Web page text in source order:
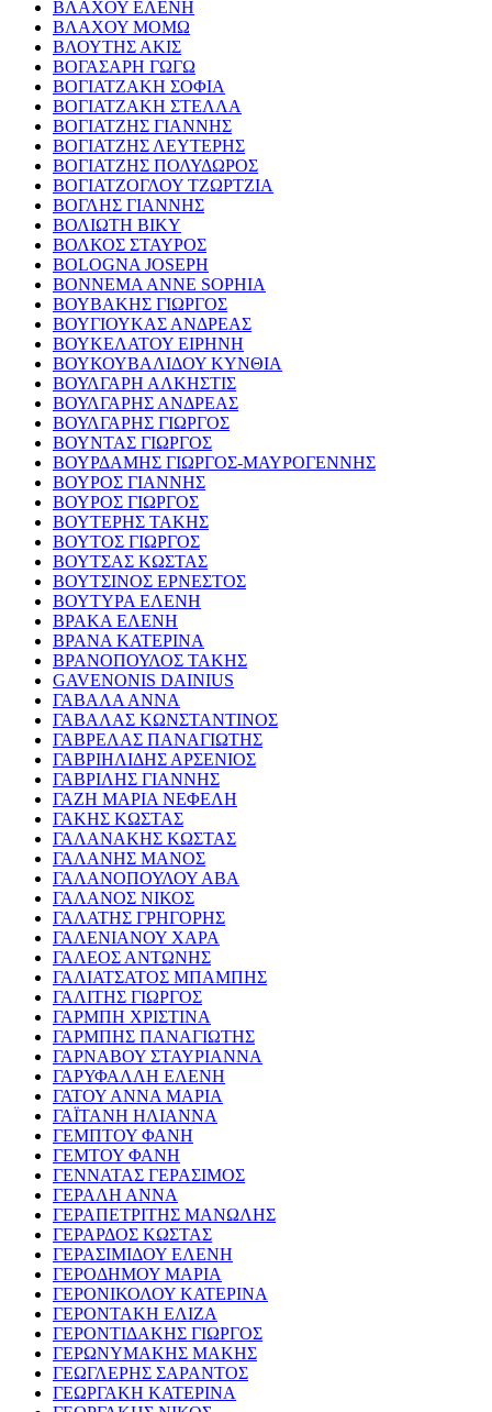
ΒΛΑΧΟΥ ΕΛΕΝΗ
ΒΛΑΧΟΥ ΜΟΜΩ
ΒΛΟΥΤΗΣ ΑΚΙΣ
ΒΟΓΑΣΑΡΗ ΓΩΓΩ
ΒΟΓΙΑΤΖΑΚΗ ΣΟΦΙΑ
ΒΟΓΙΑΤΖΑΚΗ ΣΤΕΛΛΑ
ΒΟΓΙΑΤΖΗΣ ΓΙΑΝΝΗΣ
ΒΟΓΙΑΤΖΗΣ ΛΕΥΤΕΡΗΣ
ΒΟΓΙΑΤΖΗΣ ΠΟΛΥΔΩΡΟΣ
ΒΟΓΙΑΤΖΟΓΛΟΥ ΤΖΩΡΤΖΙΑ
ΒΟΓΛΗΣ ΓΙΑΝΝΗΣ
ΒΟΛΙΩΤΗ ΒΙΚΥ
ΒΟΛΚΟΣ ΣΤΑΥΡΟΣ
BOLOGNA JOSEPH
BONNEMA ANNE SOPHIA
ΒΟΥΒΑΚΗΣ ΓΙΩΡΓΟΣ
ΒΟΥΓΙΟΥΚΑΣ ΑΝΔΡΕΑΣ
ΒΟΥΚΕΛΑΤΟΥ ΕΙΡΗΝΗ
ΒΟΥΚΟΥΒΑΛΙΔΟΥ ΚΥΝΘΙΑ
ΒΟΥΛΓΑΡΗ ΑΛΚΗΣΤΙΣ
ΒΟΥΛΓΑΡΗΣ ΑΝΔΡΕΑΣ
ΒΟΥΛΓΑΡΗΣ ΓΙΩΡΓΟΣ
ΒΟΥΝΤΑΣ ΓΙΩΡΓΟΣ
ΒΟΥΡΔΑΜΗΣ ΓΙΩΡΓΟΣ-ΜΑΥΡΟΓΕΝΝΗΣ
ΒΟΥΡΟΣ ΓΙΑΝΝΗΣ
ΒΟΥΡΟΣ ΓΙΩΡΓΟΣ
ΒΟΥΤΕΡΗΣ ΤΑΚΗΣ
ΒΟΥΤΟΣ ΓΙΩΡΓΟΣ
ΒΟΥΤΣΑΣ ΚΩΣΤΑΣ
ΒΟΥΤΣΙΝΟΣ ΕΡΝΕΣΤΟΣ
ΒΟΥΤΥΡΑ ΕΛΕΝΗ
ΒΡΑΚΑ ΕΛΕΝΗ
ΒΡΑΝΑ ΚΑΤΕΡΙΝΑ
ΒΡΑΝΟΠΟΥΛΟΣ ΤΑΚΗΣ
GAVENONIS DAINIUS
ΓΑΒΑΛΑ ΑΝΝΑ
ΓΑΒΑΛΑΣ ΚΩΝΣΤΑΝΤΙΝΟΣ
ΓΑΒΡΕΛΑΣ ΠΑΝΑΓΙΩΤΗΣ
ΓΑΒΡΙΗΛΙΔΗΣ ΑΡΣΕΝΙΟΣ
ΓΑΒΡΙΛΗΣ ΓΙΑΝΝΗΣ
ΓΑΖΗ ΜΑΡΙΑ ΝΕΦΕΛΗ
ΓΑΚΗΣ ΚΩΣΤΑΣ
ΓΑΛΑΝΑΚΗΣ ΚΩΣΤΑΣ
ΓΑΛΑΝΗΣ ΜΑΝΟΣ
ΓΑΛΑΝΟΠΟΥΛΟΥ ΑΒΑ
ΓΑΛΑΝΟΣ ΝΙΚΟΣ
ΓΑΛΑΤΗΣ ΓΡΗΓΟΡΗΣ
ΓΑΛΕΝΙΑΝΟΥ ΧΑΡΑ
ΓΑΛΕΟΣ ΑΝΤΩΝΗΣ
ΓΑΛΙΑΤΣΑΤΟΣ ΜΠΑΜΠΗΣ
ΓΑΛΙΤΗΣ ΓΙΩΡΓΟΣ
ΓΑΡΜΠΗ ΧΡΙΣΤΙΝΑ
ΓΑΡΜΠΗΣ ΠΑΝΑΓΙΩΤΗΣ
ΓΑΡΝΑΒΟΥ ΣΤΑΥΡΙΑΝΝΑ
ΓΑΡΥΦΑΛΛΗ ΕΛΕΝΗ
ΓΑΤΟΥ ΑΝΝΑ ΜΑΡΙΑ
ΓΑΪΤΑΝΗ ΗΛΙΑΝΝΑ
ΓΕΜΠΤΟΥ ΦΑΝΗ
ΓΕΜΤΟΥ ΦΑΝΗ
ΓΕΝΝΑΤΑΣ ΓΕΡΑΣΙΜΟΣ
ΓΕΡΑΛΗ ΑΝΝΑ
ΓΕΡΑΠΕΤΡΙΤΗΣ ΜΑΝΩΛΗΣ
ΓΕΡΑΡΔΟΣ ΚΩΣΤΑΣ
ΓΕΡΑΣΙΜΙΔΟΥ ΕΛΕΝΗ
ΓΕΡΟΔΗΜΟΥ ΜΑΡΙΑ
ΓΕΡΟΝΙΚΟΛΟΥ ΚΑΤΕΡΙΝΑ
ΓΕΡΟΝΤΑΚΗ ΕΛΙΖΑ
ΓΕΡΟΝΤΙΔΑΚΗΣ ΓΙΩΡΓΟΣ
ΓΕΡΩΝΥΜΑΚΗΣ ΜΑΚΗΣ
ΓΕΩΓΛΕΡΗΣ ΣΑΡΑΝΤΟΣ
ΓΕΩΡΓΑΚΗ ΚΑΤΕΡΙΝΑ